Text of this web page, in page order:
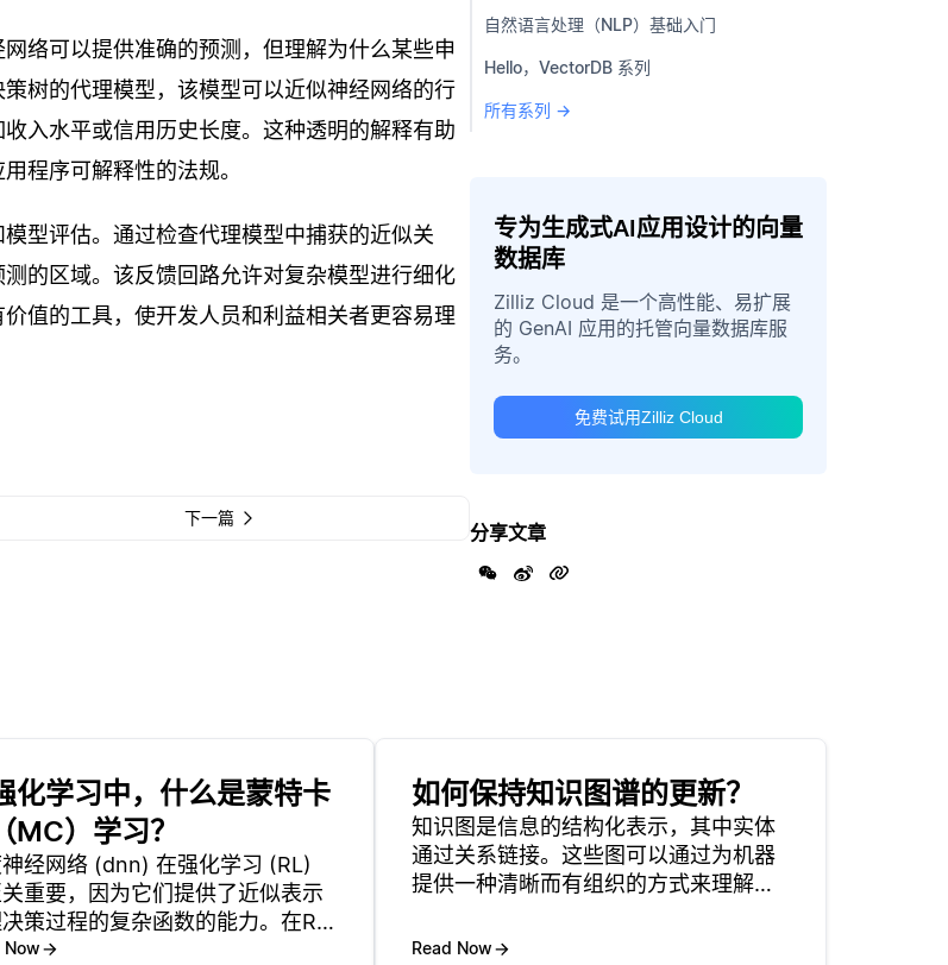
络可以提供准确的预测，但理解为什么某些申
树的代理模型，该模型可以近似神经网络的行
入水平或信用历史长度。这种透明的解释有助
程序可解释性的法规。
型评估。通过检查代理模型中捕获的近似关
的区域。该反馈回路允许对复杂模型进行细化
值的工具，使开发人员和利益相关者更容易理
下一篇
自然语言处理（NLP）基础入门
Hello，VectorDB 系列
所有系列 →
专为生成式AI应用设计的向量
数据库
Zilliz Cloud 是一个高性能、易扩展
的 GenAI 应用的托管向量数据库服
务。
免费试用Zilliz Cloud
分享文章
化学习中，什么是蒙特卡
MC）学习？
经网络 (dnn) 在强化学习 (RL)
重要，因为它们提供了近似表示
策过程的复杂函数的能力。在RL
理通常需要估计动作或策略的价
Now
如何保持知识图谱的更新？
知识图是信息的结构化表示，其中实体
通过关系链接。这些图可以通过为机器
提供一种清晰而有组织的方式来理解和
增强自动推理。通过在不同的知识片段
Read Now